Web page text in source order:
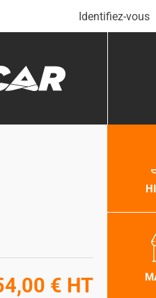
Identifiez-vous
€ HT